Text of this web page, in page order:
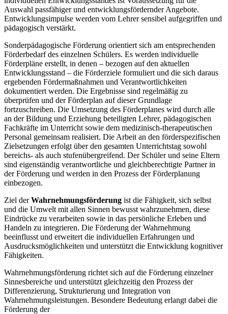
Auswahl passfähiger und entwicklungsfördernder Angebote.
Entwicklungsimpulse werden vom Lehrer sensibel aufgegriffen und
pädagogisch verstärkt.
Sonderpädagogische Förderung orientiert sich am entsprechenden
Förderbedarf des einzelnen Schülers. Es werden individuelle
Förderpläne erstellt, in denen – bezogen auf den aktuellen
Entwicklungsstand – die Förderziele formuliert und die sich daraus
ergebenden Fördermaßnahmen und Verantwortlichkeiten
dokumentiert werden. Die Ergebnisse sind regelmäßig zu
überprüfen und der Förderplan auf dieser Grundlage
fortzuschreiben. Die Umsetzung des Förderplanes wird durch alle
an der Bildung und Erziehung beteiligten Lehrer, pädagogischen
Fachkräfte im Unterricht sowie dem medizinisch-therapeutischen
Personal gemeinsam realisiert. Die Arbeit an den förderspezifischen
Zielsetzungen erfolgt über den gesamten Unterrichtstag sowohl
bereichs- als auch stufenübergreifend. Der Schüler und seine Eltern
sind eigenständig verantwortliche und gleichberechtigte Partner in
der Förderung und werden in den Prozess der Förderplanung
einbezogen.
Ziel derWahrnehmungsförderung ist die Fähigkeit, sich selbst
und die Umwelt mit allen Sinnen bewusst wahrzunehmen, diese
Eindrücke zu verarbeiten sowie in das persönliche Erleben und
Handeln zu integrieren. Die Förderung der Wahrnehmung
beeinflusst und erweitert die individuellen Erfahrungen und
Ausdrucksmöglichkeiten und unterstützt die Entwicklung kognitiver
Fähigkeiten.
Wahrnehmungsförderung richtet sich auf die Förderung einzelner
Sinnesbereiche und unterstützt gleichzeitig den Prozess der
Differenzierung, Strukturierung und Integration von
Wahrnehmungsleistungen. Besondere Bedeutung erlangt dabei die
Förderung der